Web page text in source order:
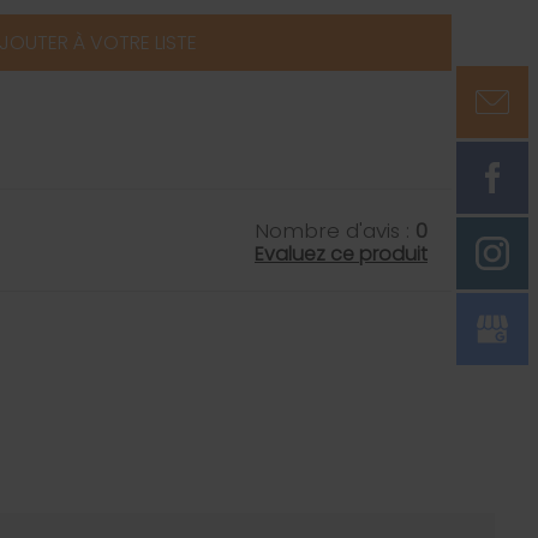
À VOTRE LISTE
Nombre d'avis : 0
Evaluez ce produit